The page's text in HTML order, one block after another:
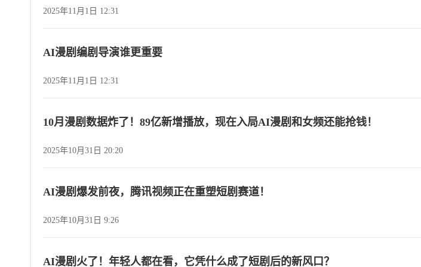
2025年11月1日 12:31
AI漫剧编剧导演谁更重要
2025年11月1日 12:31
10月漫剧数据炸了！89亿新增播放，现在入局AI漫剧和女频还能抢钱！
2025年10月31日 20:20
AI漫剧爆发前夜，腾讯视频正在重塑短剧赛道！
2025年10月31日 9:26
AI漫剧火了！年轻人都在看，它凭什么成了短剧后的新风口？